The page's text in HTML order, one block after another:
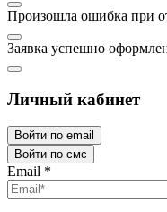
Произошла ошибка при
Заявка успешно
Личный кабинет
Войти по email
Войти по смс
Email *